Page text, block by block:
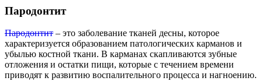
Пародонтит
Пародонтит – это заболевание тканей десны, которое
характеризуется образованием патологических карманов и
убылью костной ткани. В карманах скапливаются зубные
отложения и остатки пищи, которые с течением времени
приводят к развитию воспалительного процесса и нагноению.